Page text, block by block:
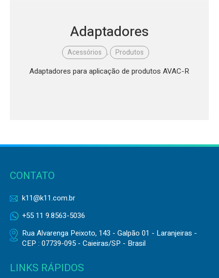
Adaptadores
Acessórios , Produtos
Adaptadores para aplicação de produtos AVAC-R
CONTATO
k11@k11.com.br
+55 11 9.8563-5036
Rua Alvarenga Peixoto, 143 - Galpão 01 - Laranjeiras -
CEP : 07739-095 - Caieiras/SP - Brasil
LINKS RÁPIDOS